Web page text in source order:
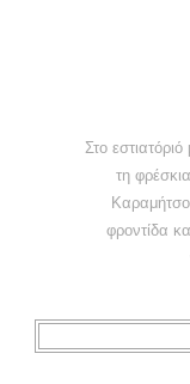
Στο
τη
φροντίδα